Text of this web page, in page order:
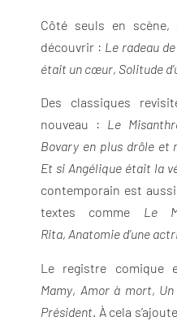
Côté seuls en
découvrir : Le radeau
était un cœur, Solitude
Des classiques
nouveau : Le
Bovary en plus drôle et
Et si Angélique était la
contemporain est
textes comme Le
Rita, Anatomie d’une
Le registre comique
Mamy, Amor à mort,
Président . À cela s’ajoute